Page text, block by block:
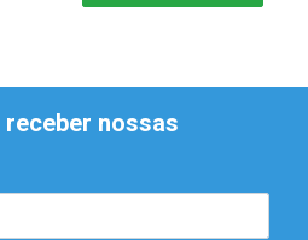
nossas